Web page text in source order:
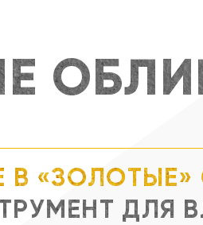
В «ЗОЛОТЫЕ»
ДЛЯ